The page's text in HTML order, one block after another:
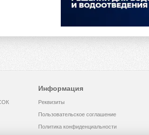
Информация
Реквизиты
Пользовательское соглашение
Политика конфиденциальности